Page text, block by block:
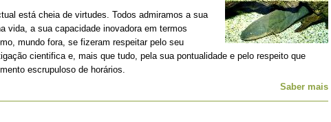
está cheia de virtudes. Todos admiramos a sua
vida, a sua capacidade inovadora em termos
mundo fora, se fizeram respeitar pelo seu
cientifica e, mais que tudo, pela sua pontualidade e pelo respeito que
escrupuloso de horários.
Saber mais